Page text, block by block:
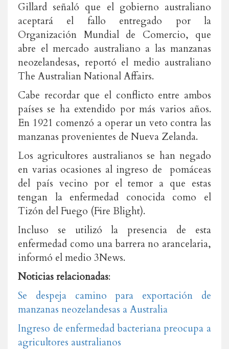
Gillard señaló que el gobierno australiano
aceptará el fallo entregado por la
Organización Mundial de Comercio, que
abre el mercado australiano a las manzanas
neozelandesas, reportó el medio australiano
The Australian National Affairs.
Cabe recordar que el conflicto entre ambos
países se ha extendido por más varios años.
En 1921 comenzó a operar un veto contra las
manzanas provenientes de Nueva Zelanda.
Los agricultores australianos se han negado
en varias ocasiones al ingreso de pomáceas
del país vecino por el temor a que estas
tengan la enfermedad conocida como el
Tizón del Fuego (Fire Blight).
Incluso se utilizó la presencia de esta
enfermedad como una barrera no arancelaria,
informó el medio 3News.
Noticias relacionadas:
Se despeja camino para exportación de
manzanas neozelandesas a Australia
Ingreso de enfermedad bacteriana preocupa a
agricultores australianos